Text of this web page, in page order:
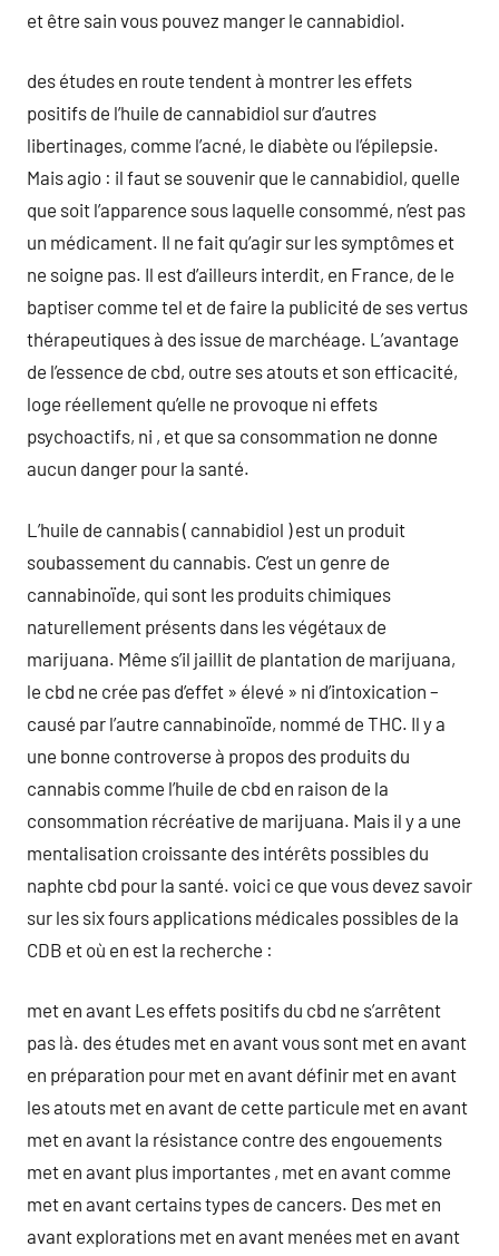
et être sain vous pouvez manger le cannabidiol.
des études en route tendent à montrer les effets
positifs de l’huile de cannabidiol sur d’autres
libertinages, comme l’acné, le diabète ou l’épilepsie.
Mais agio : il faut se souvenir que le cannabidiol, quelle
que soit l’apparence sous laquelle consommé, n’est pas
un médicament. Il ne fait qu’agir sur les symptômes et
ne soigne pas. Il est d’ailleurs interdit, en France, de le
baptiser comme tel et de faire la publicité de ses vertus
thérapeutiques à des issue de marchéage. L’avantage
de l’essence de cbd, outre ses atouts et son efficacité,
loge réellement qu’elle ne provoque ni effets
psychoactifs, ni , et que sa consommation ne donne
aucun danger pour la santé.
L’huile de cannabis ( cannabidiol ) est un produit
soubassement du cannabis. C’est un genre de
cannabinoïde, qui sont les produits chimiques
naturellement présents dans les végétaux de
marijuana. Même s’il jaillit de plantation de marijuana,
le cbd ne crée pas d’effet » élevé » ni d’intoxication –
causé par l’autre cannabinoïde, nommé de THC. Il y a
une bonne controverse à propos des produits du
cannabis comme l’huile de cbd en raison de la
consommation récréative de marijuana. Mais il y a une
mentalisation croissante des intérêts possibles du
naphte cbd pour la santé. voici ce que vous devez savoir
sur les six fours applications médicales possibles de la
CDB et où en est la recherche :
met en avant Les effets positifs du cbd ne s’arrêtent
pas là. des études met en avant vous sont met en avant
en préparation pour met en avant définir met en avant
les atouts met en avant de cette particule met en avant
met en avant la résistance contre des engouements
met en avant plus importantes , met en avant comme
met en avant certains types de cancers. Des met en
avant explorations met en avant menées met en avant